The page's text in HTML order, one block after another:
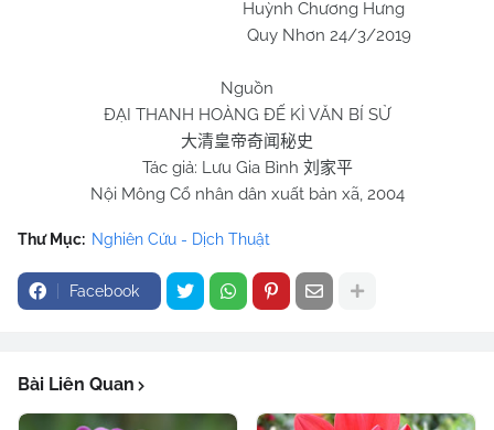
Huỳnh Chương Hưng
Quy Nhơn 24/3/2019
Nguồn
ĐẠI THANH HOÀNG ĐẾ KÌ VĂN BÍ SỬ
大清皇帝奇闻秘史
Tác giả: Lưu Gia Bình 刘家平
Nội Mông Cổ nhân dân xuất bản xã, 2004
Thư Mục: Nghiên Cứu - Dịch Thuật
Facebook
Bài Liên Quan